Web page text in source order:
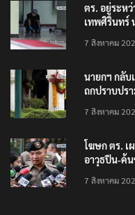
ตร. อยู่ระหว่
เทพศิรินทร์
7 สิงหาคม
นายกฯ กลับ
ถกปราบปร
7 สิงหาคม
โฆษก ตร. เ
อาวุธปืน-ค้
7 สิงหาคม